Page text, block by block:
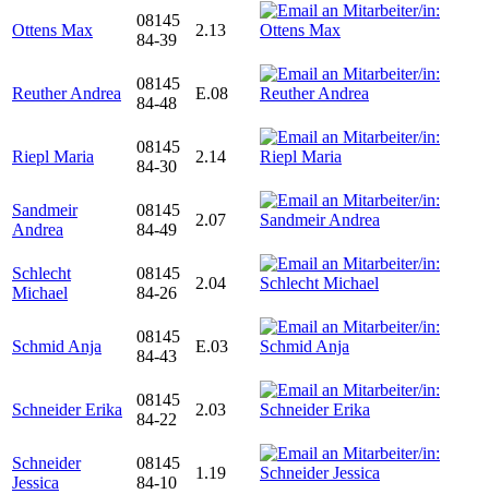
Ottens Max
08145
84-39
2.13
Reuther Andrea
08145
84-48
E.08
Riepl Maria
08145
84-30
2.14
Sandmeir
Andrea
08145
84-49
2.07
Schlecht
Michael
08145
84-26
2.04
Schmid Anja
08145
84-43
E.03
Schneider Erika
08145
84-22
2.03
Schneider
Jessica
08145
84-10
1.19